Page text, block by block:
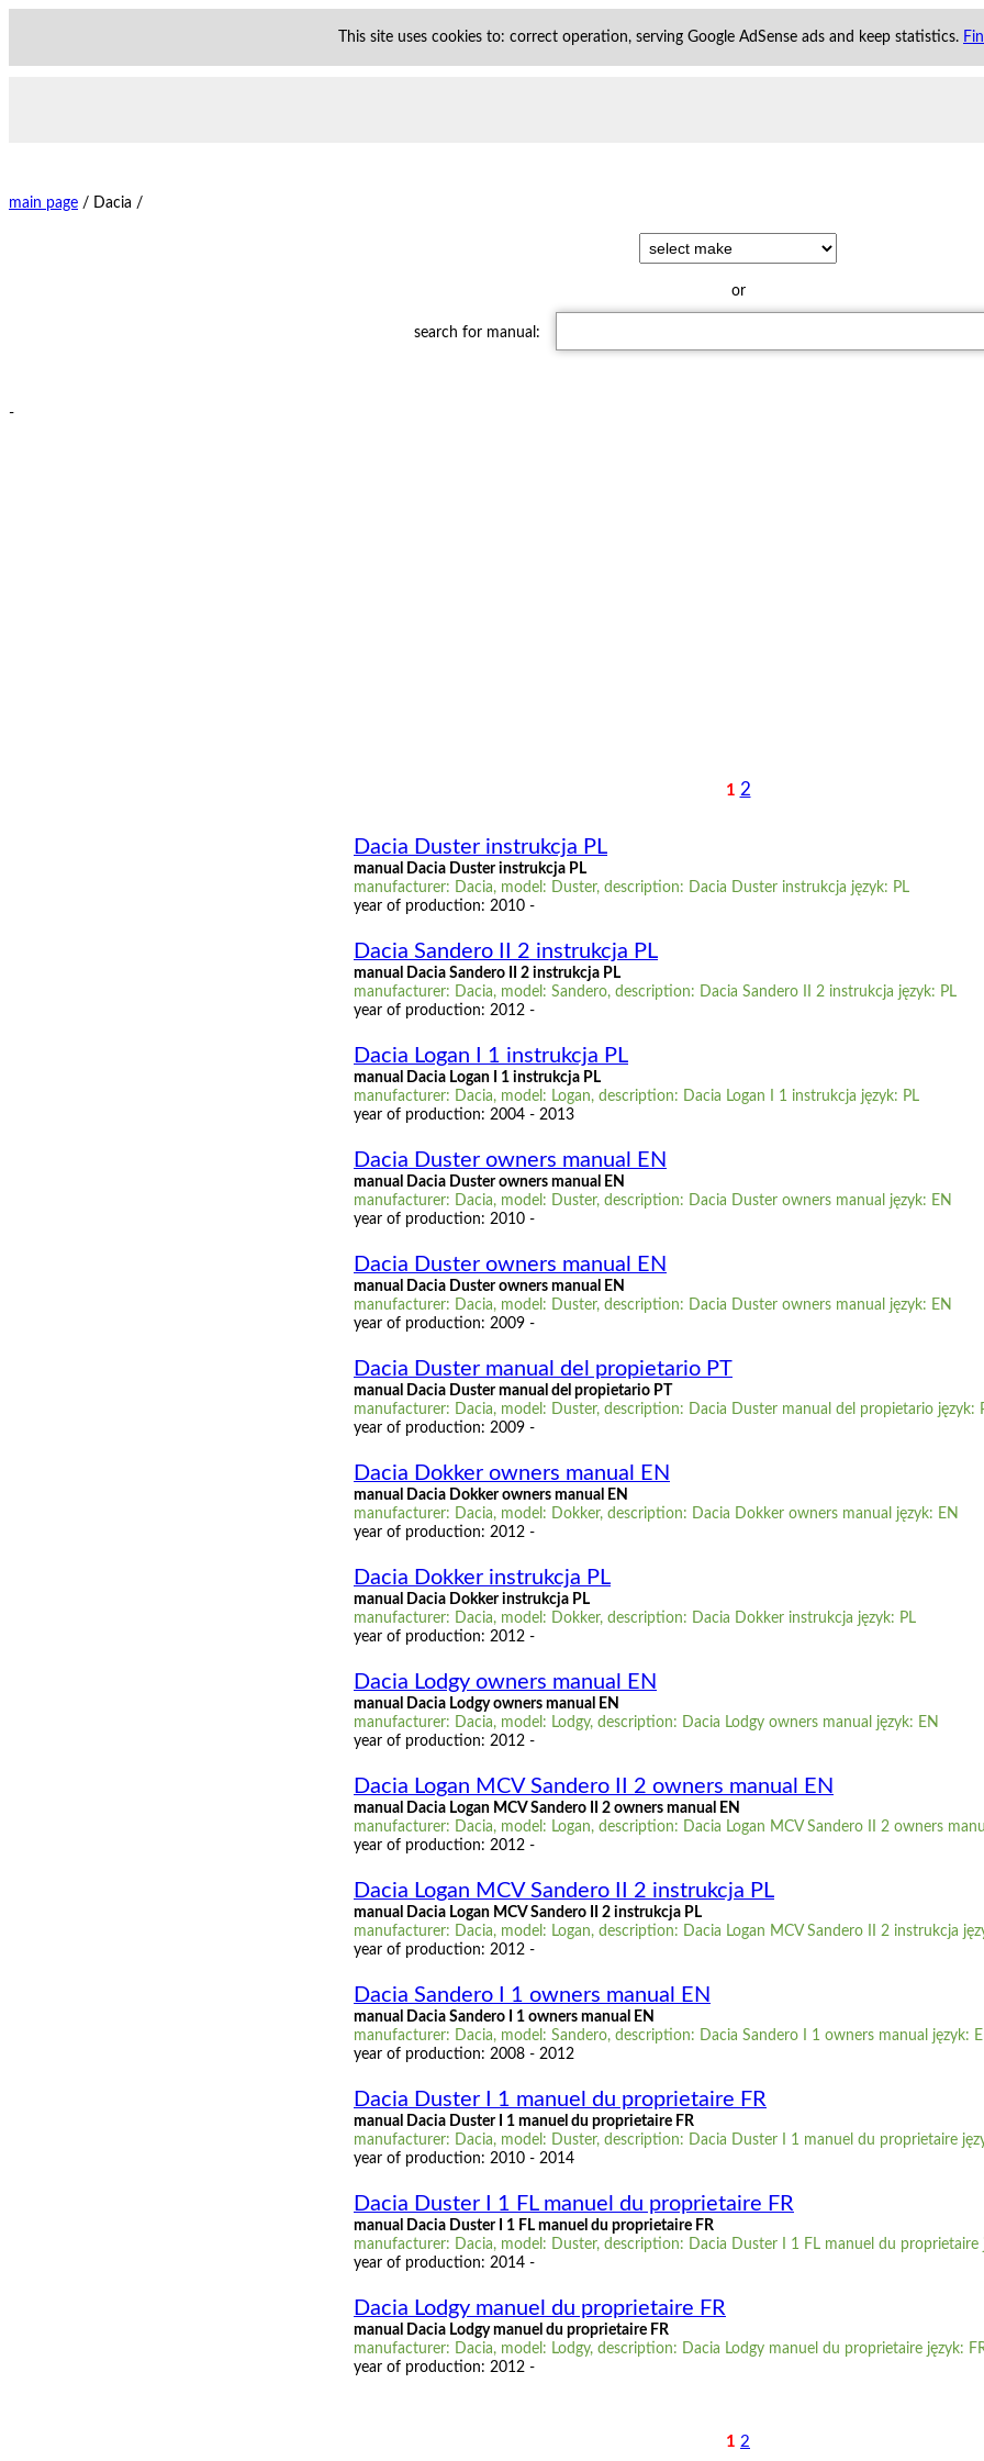
This site uses cookies to: correct operation, serving Google AdSense ads and keep statistics.
main page / Dacia /
or
search for manual:
-
1 2
Dacia Duster instrukcja PL
manual Dacia Duster instrukcja PL
manufacturer: Dacia, model: Duster, description: Dacia Duster instrukcja język: PL
year of production: 2010 -
Dacia Sandero II 2 instrukcja PL
manual Dacia Sandero II 2 instrukcja PL
manufacturer: Dacia, model: Sandero, description: Dacia Sandero II 2 instrukcja język: PL
year of production: 2012 -
Dacia Logan I 1 instrukcja PL
manual Dacia Logan I 1 instrukcja PL
manufacturer: Dacia, model: Logan, description: Dacia Logan I 1 instrukcja język: PL
year of production: 2004 - 2013
Dacia Duster owners manual EN
manual Dacia Duster owners manual EN
manufacturer: Dacia, model: Duster, description: Dacia Duster owners manual język: EN
year of production: 2010 -
Dacia Duster owners manual EN
manual Dacia Duster owners manual EN
manufacturer: Dacia, model: Duster, description: Dacia Duster owners manual język: EN
year of production: 2009 -
Dacia Duster manual del propietario PT
manual Dacia Duster manual del propietario PT
manufacturer: Dacia, model: Duster, description: Dacia Duster manual del propietario język:
year of production: 2009 -
Dacia Dokker owners manual EN
manual Dacia Dokker owners manual EN
manufacturer: Dacia, model: Dokker, description: Dacia Dokker owners manual język: EN
year of production: 2012 -
Dacia Dokker instrukcja PL
manual Dacia Dokker instrukcja PL
manufacturer: Dacia, model: Dokker, description: Dacia Dokker instrukcja język: PL
year of production: 2012 -
Dacia Lodgy owners manual EN
manual Dacia Lodgy owners manual EN
manufacturer: Dacia, model: Lodgy, description: Dacia Lodgy owners manual język: EN
year of production: 2012 -
Dacia Logan MCV Sandero II 2 owners manual EN
manual Dacia Logan MCV Sandero II 2 owners manual EN
manufacturer: Dacia, model: Logan, description: Dacia Logan MCV Sandero II 2 owners
year of production: 2012 -
Dacia Logan MCV Sandero II 2 instrukcja PL
manual Dacia Logan MCV Sandero II 2 instrukcja PL
manufacturer: Dacia, model: Logan, description: Dacia Logan MCV Sandero II 2 instrukcja
year of production: 2012 -
Dacia Sandero I 1 owners manual EN
manual Dacia Sandero I 1 owners manual EN
manufacturer: Dacia, model: Sandero, description: Dacia Sandero I 1 owners manual język:
year of production: 2008 - 2012
Dacia Duster I 1 manuel du proprietaire FR
manual Dacia Duster I 1 manuel du proprietaire FR
manufacturer: Dacia, model: Duster, description: Dacia Duster I 1 manuel du proprietaire
year of production: 2010 - 2014
Dacia Duster I 1 FL manuel du proprietaire FR
manual Dacia Duster I 1 FL manuel du proprietaire FR
manufacturer: Dacia, model: Duster, description: Dacia Duster I 1 FL manuel du proprietaire
year of production: 2014 -
Dacia Lodgy manuel du proprietaire FR
manual Dacia Lodgy manuel du proprietaire FR
manufacturer: Dacia, model: Lodgy, description: Dacia Lodgy manuel du proprietaire język:
year of production: 2012 -
1 2